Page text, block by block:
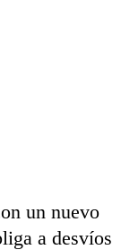
un nuevo
a desvíos